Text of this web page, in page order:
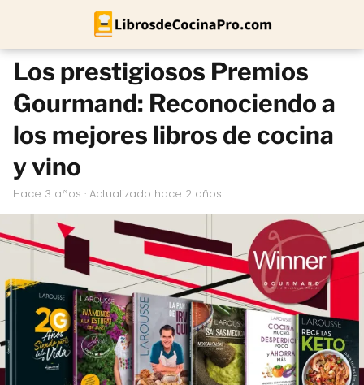
Los prestigiosos Premios
Gourmand: Reconociendo a
los mejores libros de cocina
y vino
hace 3 años · Actualizado hace 2 años